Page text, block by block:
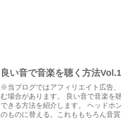
良い音で音楽を聴く方法Vol.1
※当ブログではアフィリエイト広告
む場合があります。 良い音で音楽を
できる方法を紹介します。 ヘッドホ
のものに替える。これももちろん音質